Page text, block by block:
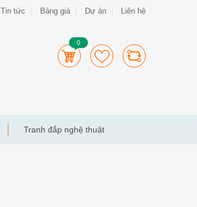
Tin tức Bảng giá Dự án Liên hệ
0
Tranh đắp nghệ thuật